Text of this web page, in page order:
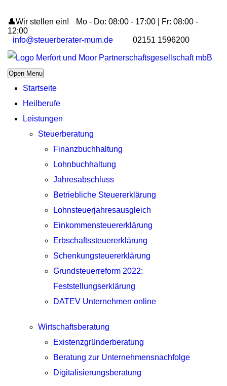
👤Wir stellen ein!
Mo - Do: 08:00 - 17:00 | Fr: 08:00 -
12:00
info@steuerberater-mum.de
02151 1596200
Open Menu
Startseite
Heilberufe
Leistungen
Steuerberatung
Finanzbuchhaltung
Lohnbuchhaltung
Jahresabschluss
Betriebliche Steuererklärung
Lohnsteuerjahresausgleich
Einkommensteuererklärung
Erbschaftssteuererklärung
Schenkungsteuererklärung
Grundsteuerreform 2022:
Feststellungserklärung
DATEV Unternehmen online
Wirtschaftsberatung
Existenzgründerberatung
Beratung zur Unternehmensnachfolge
Digitalisierungsberatung